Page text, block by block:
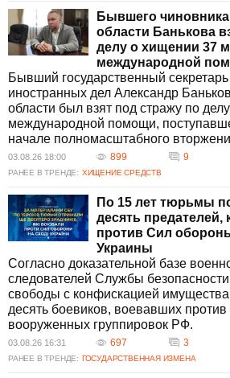
Луганской области?
Права человека на оккупированной
регулярно нарушаются. Жители
преследованиями за отказ от российских
молодежи к военным действиям в летних
и будущему, а также усиливается цензура
Бывшего
области Банькова
делу о хищении 37
международной
Бывший государственный
иностранных дел Александр
области был взят под стражу по
международной помощи,
начале полномасштабного
03.08.26 18:00 899 9
РАНЕЕ В ТРЕНДЕ: ХИЩЕНИЕ СРЕДСТВ
По 15 лет тюрьмы
десять предателей,
против Сил
Украины
Согласно доказательной базе
следователей Службы
свободы с конфискацией
десять боевиков, воевавших
вооруженных группировок РФ.
03.08.26 16:31 697 3
РАНЕЕ В ТРЕНДЕ: ГОСУДАРСТВЕННАЯ ИЗМЕНА